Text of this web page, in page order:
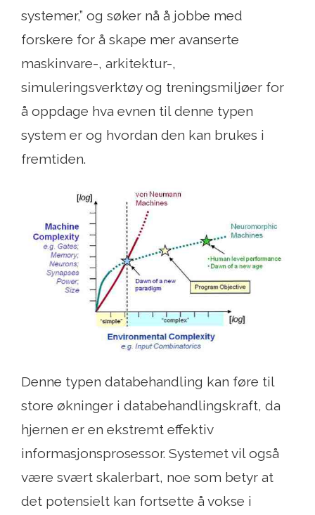
systemer,” og søker nå å jobbe med
forskere for å skape mer avanserte
maskinvare-, arkitektur-,
simuleringsverktøy og treningsmiljøer for
å oppdage hva evnen til denne typen
system er og hvordan den kan brukes i
fremtiden.
Denne typen databehandling kan føre til
store økninger i databehandlingskraft, da
hjernen er en ekstremt effektiv
informasjonsprosessor. Systemet vil også
være svært skalerbart, noe som betyr at
det potensielt kan fortsette å vokse i